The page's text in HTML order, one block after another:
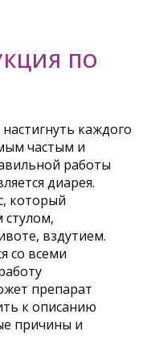
ПО
каждого
частым и
работы
диарея.
который
стулом,
вздутием.
со всеми
препарат
к описанию
причины и